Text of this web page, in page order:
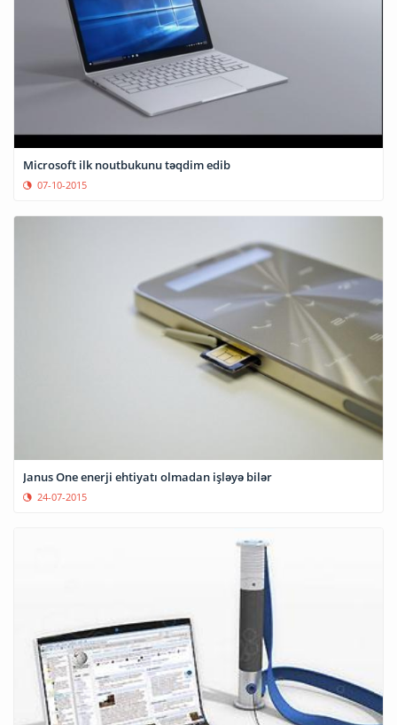
Microsoft ilk noutbukunu təqdim edib
07-10-2015
Janus One enerji ehtiyatı olmadan işləyə bilər
24-07-2015